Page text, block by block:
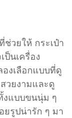
วยให้ กระเป๋า
นเครื่อง
งเลือกแบบที่ดู
วยงามและดู
แบบขนนุ่ม ๆ
รูปน่ารัก ๆ มา